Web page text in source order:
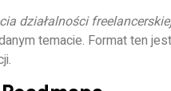
działalności
temacie. Format ten